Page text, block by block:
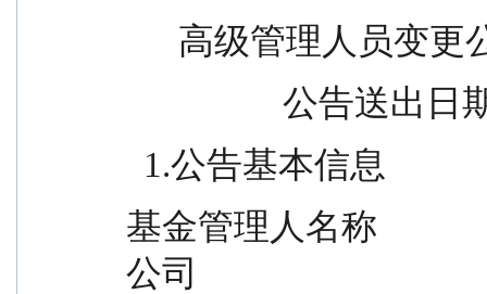
高级管理人员变
  1.公告基本信息
基金管理人名称
公司